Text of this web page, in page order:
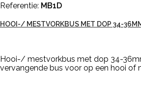
Referentie: MB1D
HOOI-/ MESTVORKBUS MET DOP 34-
Hooi-/ mestvorkbus met dop 34-
vervangende bus voor op een hooi of